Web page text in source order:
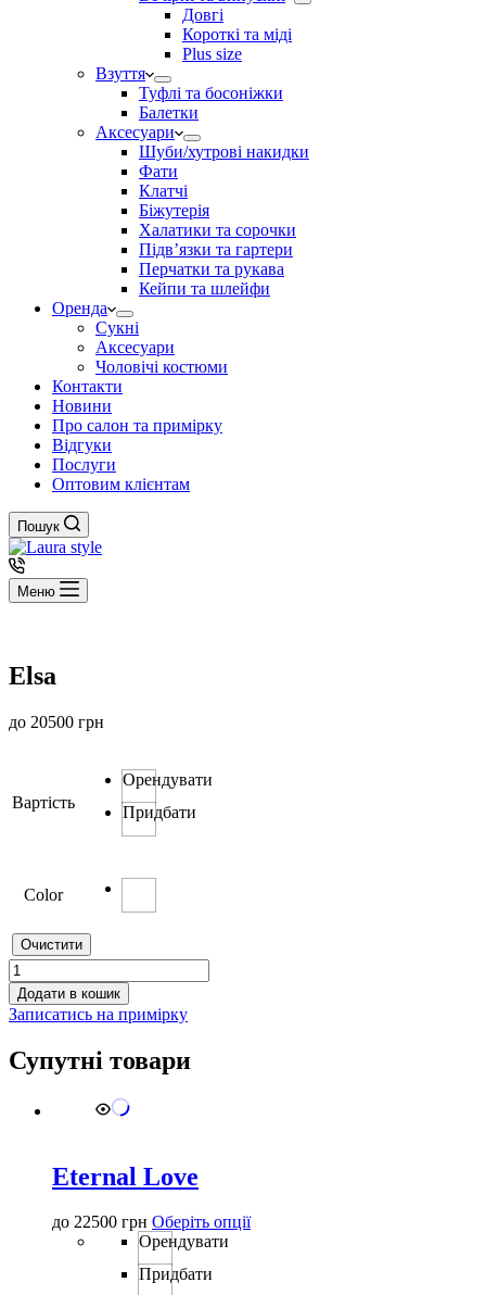
Довгі
Короткі та міді
Plus size
Взуття
Туфлі та босоніжки
Балетки
Аксесуари
Шуби/хутрові накидки
Фати
Клатчі
Біжутерія
Халатики та сорочки
Підвʼязки та гартери
Перчатки та рукава
Кейпи та шлейфи
Оренда
Сукні
Аксесуари
Чоловічі костюми
Контакти
Новини
Про салон та примірку
Відгуки
Послуги
Оптовим клієнтам
Пошук
Меню
Elsa
до 20500 грн
Вартість
Орендувати
Придбати
Color
Очистити
Elsa
кількість
Додати в кошик
Записатись на примірку
Супутні товари
Eternal Love
до 22500 грн Оберіть опціїЦей
Орендувати
Придбати